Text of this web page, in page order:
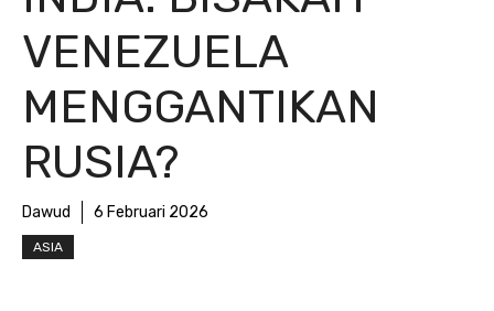
VENEZUELA
MENGGANTIKAN
RUSIA?
Dawud 6 Februari 2026
ASIA